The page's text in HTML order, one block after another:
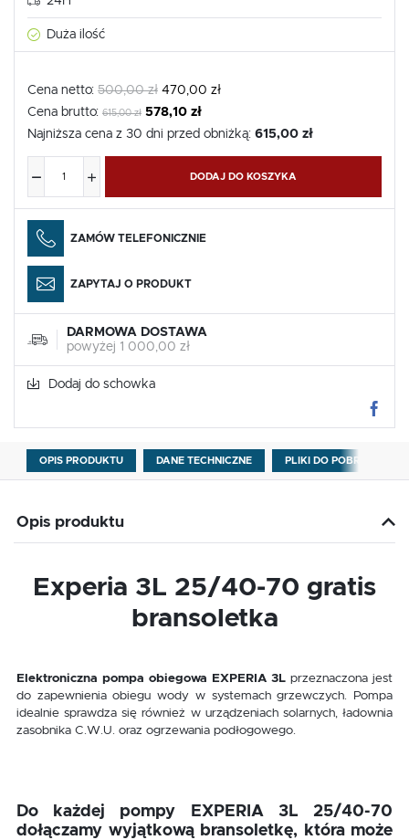
Duża ilość
Cena netto: 500,00 zł 470,00 zł
Cena brutto: 615,00 zł 578,10 zł
Najniższa cena z 30 dni przed obniżką: 615,00 zł
DODAJ DO KOSZYKA
ZAMÓW TELEFONICZNIE
ZAPYTAJ O PRODUKT
DARMOWA DOSTAWA
powyżej 1 000,00 zł
Dodaj do schowka
OPIS PRODUKTU DANE TECHNICZNE PLIKI DO POBRANIA
Opis produktu
Experia 3L 25/40-70 gratis
bransoletka
Elektroniczna pompa obiegowa EXPERIA 3L przeznaczona jest
do zapewnienia obiegu wody w systemach grzewczych. Pompa
idealnie sprawdza się również w urządzeniach solarnych, ładownia
zasobnika C.W.U. oraz ogrzewania podłogowego.
Do każdej pompy EXPERIA 3L 25/40-70
dołączamy wyjątkową bransoletkę, która może